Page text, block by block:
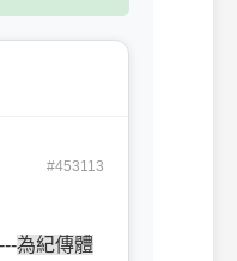
#453113
為紀傳體